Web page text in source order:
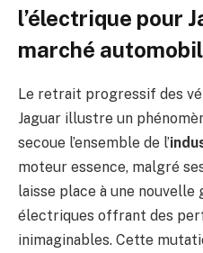
l’électrique pour
marché
Le retrait progressif des
Jaguar illustre un
secoue l’ensemble de l’
moteur essence, malgré
laisse place à une
électriques offrant des
inimaginables. Cette